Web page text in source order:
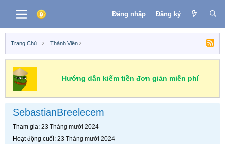
Đăng nhập Đăng ký
Trang Chủ Thành Viên
Hướng dẫn kiếm tiền đơn giản miễn phí
SebastianBreelecem
Tham gia 23 Tháng mười 2024
Hoạt động cuối 23 Tháng mười 2024